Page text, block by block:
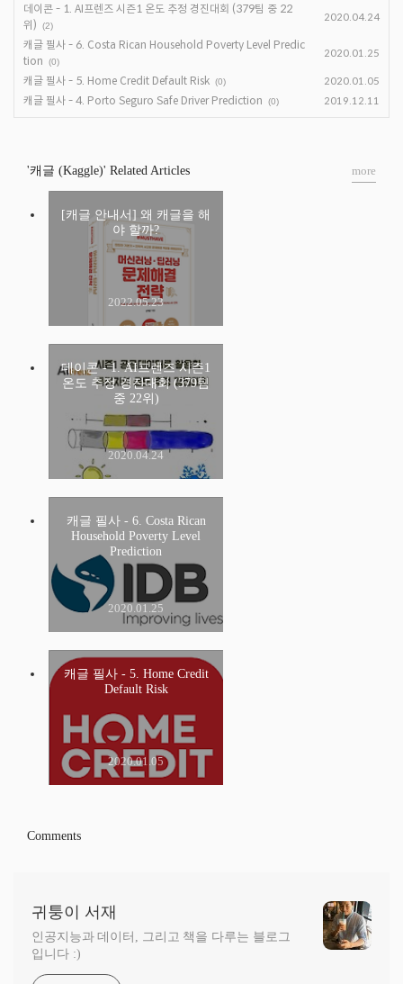
데이콘 - 1. AI프렌즈 시즌1 온도 추정 경진대회 (379팀 중 22
위)
(2)
2020.04.24
캐글 필사 - 6. Costa Rican Household Poverty Level Predic
tion
(0)
2020.01.25
캐글 필사 - 5. Home Credit Default Risk (0) 2020.01.05
캐글 필사 - 4. Porto Seguro Safe Driver Prediction (0) 2019.12.11
'캐글 (Kaggle)' Related Articles
[캐글 안내서] 왜 캐글을 해
야 할까?
2022.05.23
데이콘 - 1. AI프렌즈 시즌1
온도 추정 경진대회 (379팀
중 22위)
2020.04.24
캐글 필사 - 6. Costa Rican
Household Poverty Level
Prediction
2020.01.25
캐글 필사 - 5. Home Credit
Default Risk
2020.01.05
more
Comments
귀퉁이 서재
인공지능과 데이터, 그리고 책을 다루는 블로그
입니다 :)